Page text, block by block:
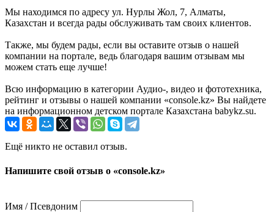
Мы находимся по адресу ул. Нурлы Жол, 7, Алматы,
Казахстан и всегда рады обслуживать там своих клиентов.
Также, мы будем рады, если вы оставите отзыв о нашей
компании на портале, ведь благодаря вашим отзывам мы
можем стать еще лучше!
Всю информацию в категории Аудио-, видео и фототехника,
рейтинг и отзывы о нашей компании «console.kz» Вы найдете
на информационном детском портале Казахстана babykz.su.
Ещё никто не оставил отзыв.
Напишите свой отзыв о «console.kz»
Имя / Псевдоним